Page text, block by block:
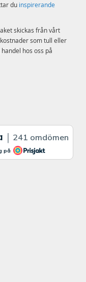
du inspirerande
skickas från vårt
som tull eller
hos oss på